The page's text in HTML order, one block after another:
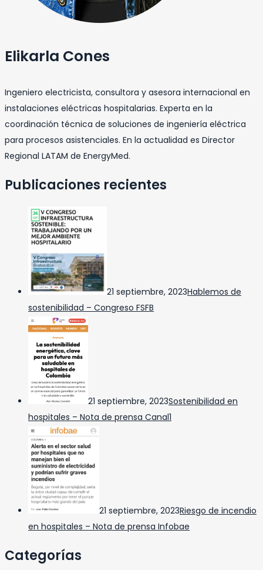
Elikarla Cones
Ingeniero electricista, consultora y asesora internacional en
instalaciones eléctricas hospitalarias. Experta en la
coordinación técnica de soluciones de ingeniería eléctrica
para procesos asistenciales. En la actualidad es Director
Regional LATAM de EnergyMed.
Publicaciones recientes
21 septiembre, 2023Hablemos de
sostenibilidad – Congreso FSFB
21 septiembre, 2023Sostenibilidad en
hospitales – Nota de prensa Canal1
21 septiembre, 2023Riesgo de incendio
en hospitales – Nota de prensa Infobae
Categorías